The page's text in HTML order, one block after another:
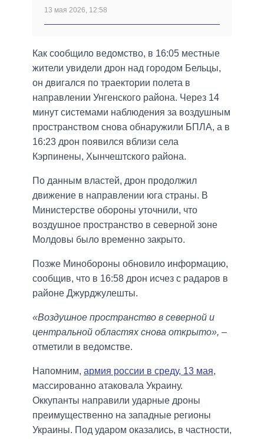
13 мая 2026, 12:58
Как сообщило ведомство, в 16:05 местные
жители увидели дрон над городом Бельцы,
он двигался по траектории полета в
направлении Унгенского района. Через 14
минут системами наблюдения за воздушным
пространством снова обнаружили БПЛА, а в
16:23 дрон появился вблизи села
Кэрпинены, Хынчештского района.
По данным властей, дрон продолжил
движение в направлении юга страны. В
Министерстве обороны уточнили, что
воздушное пространство в северной зоне
Молдовы было временно закрыто.
Позже Минобороны обновило информацию,
сообщив, что в 16:58 дрон исчез с радаров в
районе Джурджулешты.
«Воздушное пространство в северной и
центральной областях снова открыто», –
отметили в ведомстве.
Напомним, армия россии в среду, 13 мая,
массированно атаковала Украину.
Оккупанты направили ударные дроны
преимущественно на западные регионы
Украины. Под ударом оказались, в частности,